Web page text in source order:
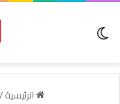
الرئيسية/